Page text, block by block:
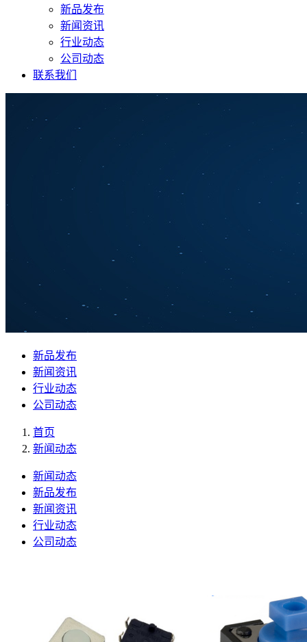
新品发布
新闻资讯
行业动态
公司动态
联系我们
新品发布
新闻资讯
行业动态
公司动态
首页
新闻动态
新闻动态
新品发布
新闻资讯
行业动态
公司动态